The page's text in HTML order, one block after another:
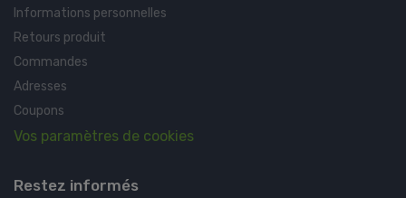
Informations personnelles
Retours produit
Commandes
Adresses
Coupons
Vos paramètres de cookies
Restez informés